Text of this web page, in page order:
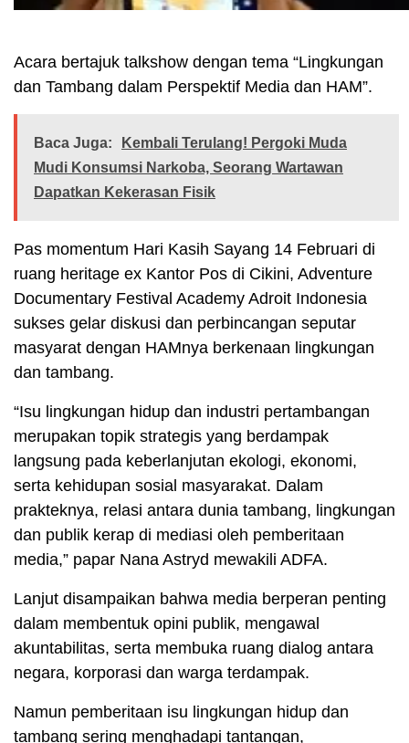
Acara bertajuk talkshow dengan tema “Lingkungan
dan Tambang dalam Perspektif Media dan HAM”.
Baca Juga:
Kembali Terulang! Pergoki Muda
Mudi Konsumsi Narkoba, Seorang Wartawan
Dapatkan Kekerasan Fisik
Pas momentum Hari Kasih Sayang 14 Februari di
ruang heritage ex Kantor Pos di Cikini, Adventure
Documentary Festival Academy Adroit Indonesia
sukses gelar diskusi dan perbincangan seputar
masyarat dengan HAMnya berkenaan lingkungan
dan tambang.
“Isu lingkungan hidup dan industri pertambangan
merupakan topik strategis yang berdampak
langsung pada keberlanjutan ekologi, ekonomi,
serta kehidupan sosial masyarakat. Dalam
prakteknya, relasi antara dunia tambang, lingkungan
dan publik kerap di mediasi oleh pemberitaan
media,” papar Nana Astryd mewakili ADFA.
Lanjut disampaikan bahwa media berperan penting
dalam membentuk opini publik, mengawal
akuntabilitas, serta membuka ruang dialog antara
negara, korporasi dan warga terdampak.
Namun pemberitaan isu lingkungan hidup dan
tambang sering menghadapi tantangan,